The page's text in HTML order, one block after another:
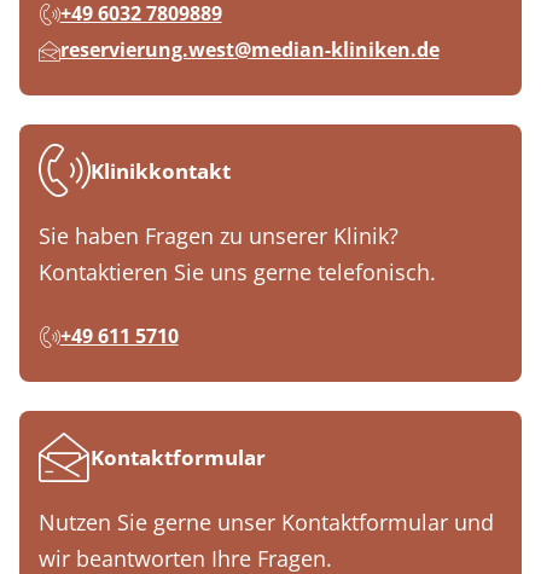
+49 6032 7809889
reservierung.west@median-kliniken.de
Klinikkontakt
Sie haben Fragen zu unserer Klinik?
Kontaktieren Sie uns gerne telefonisch.
+49 611 5710
Kontaktformular
Nutzen Sie gerne unser Kontaktformular und
wir beantworten Ihre Fragen.